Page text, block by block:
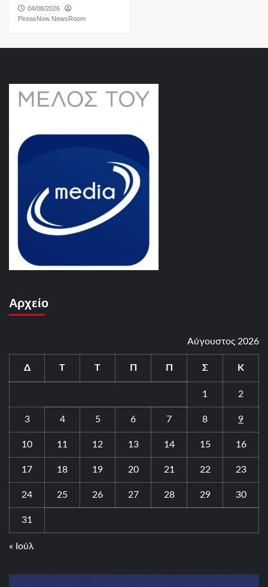
04/08/2026
PireasNow NewsRoom
Αρχείο
Αύγουστος 2026
Δ Τ Τ Π Π Σ Κ
1 2
3 4 5 6 7 8 9
10 11 12 13 14 15 16
17 18 19 20 21 22 23
24 25 26 27 28 29 30
31
« Ιούλ